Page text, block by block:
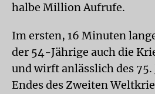
halbe Million Aufrufe.
Im ersten, 16 Minuten
der 54-Jährige auch die
und wirft anlässlich des 75.
Endes des Zweiten